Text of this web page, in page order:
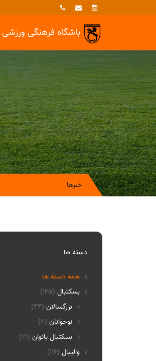
باشگاه فرهنگی ورزشی
خبرها
دسته ها
همه دسته ها
(165) بسکتبال
بزرگسالان (44)
نوجوانان (2)
بسکتبال بانوان (21)
(116) والیبال